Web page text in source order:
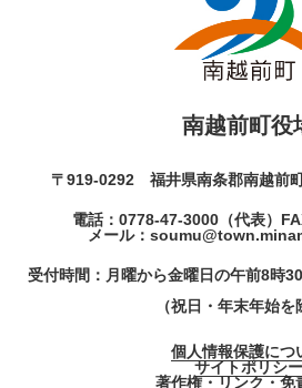
南越前町役
〒919-0292 福井県南条郡南越前
電話： 0778-47-3000（代表）
メール：
受付時間：月曜から金曜日の午前8時
（祝日・年末年始を
個人情報保護につ
サイトポリシー
著作権・リンク・免